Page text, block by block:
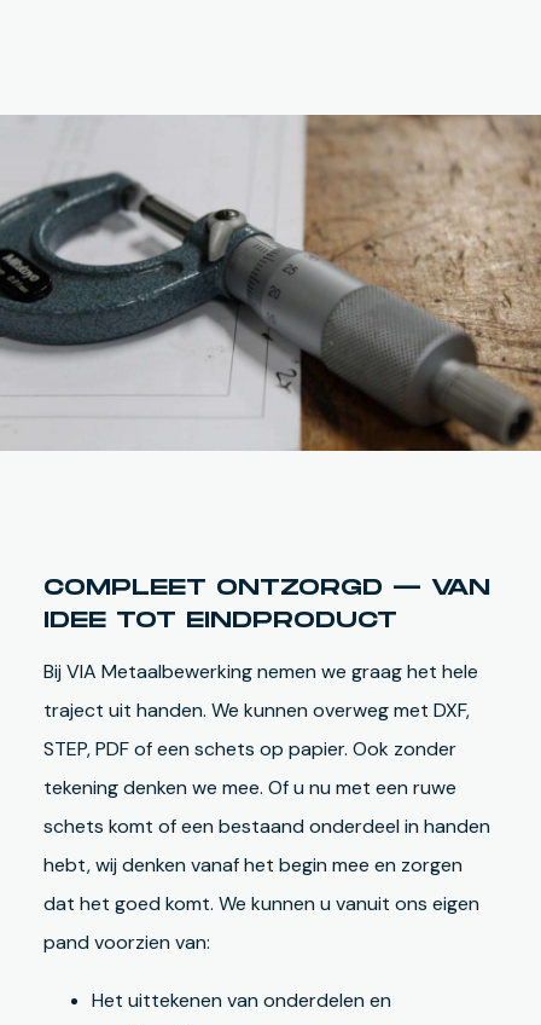
COMPLEET ONTZORGD — VAN
IDEE TOT EINDPRODUCT
Bij VIA Metaalbewerking nemen we graag het hele
traject uit handen. We kunnen overweg met DXF,
STEP, PDF of een schets op papier. Ook zonder
tekening denken we mee. Of u nu met een ruwe
schets komt of een bestaand onderdeel in handen
hebt, wij denken vanaf het begin mee en zorgen
dat het goed komt. We kunnen u vanuit ons eigen
pand voorzien van:
Het uittekenen van onderdelen en